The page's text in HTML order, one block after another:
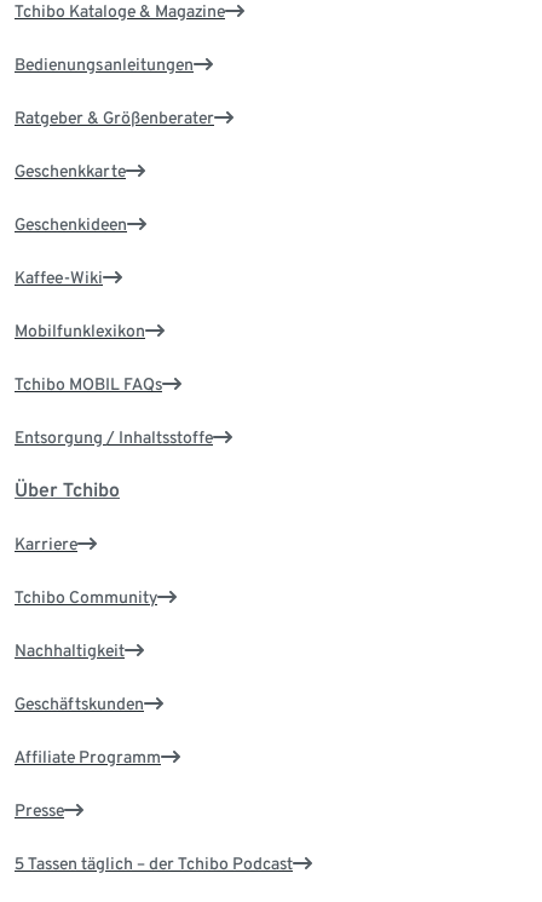
Tchibo Kataloge & Magazine
Bedienungsanleitungen
Ratgeber & Größenberater
Geschenkkarte
Geschenkideen
Kaffee-Wiki
Mobilfunklexikon
Tchibo MOBIL FAQs
Entsorgung / Inhaltsstoffe
Über Tchibo
Karriere
Tchibo Community
Nachhaltigkeit
Geschäftskunden
Affiliate Programm
Presse
5 Tassen täglich – der Tchibo Podcast